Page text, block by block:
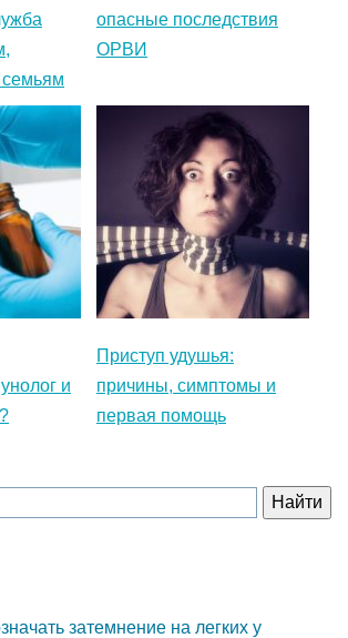
опасные последствия
ОРВИ
и
Приступ удушья:
причины, симптомы и
первая помощь
затемнение на легких у